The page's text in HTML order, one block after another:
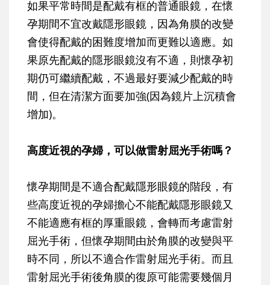
如果平常時間是配戴有框的普通眼鏡，在懷
孕期間不宜改戴隱形眼鏡，因為角膜的改變
會使得配戴的困難度增加而更難以適應。如
果原先配戴的隱形眼鏡沒有不適，則懷孕初
期仍可繼續配戴，不過最好要減少配戴的時
間，但在清潔方面要加強(因為鏡片上沉積會
增加)。
高度近視的孕婦，可以做雷射屈光手術嗎？
懷孕期間是不適合配戴隱形眼鏡的階段，有
些高度近視的孕婦擔心不能配戴隱形眼鏡又
不能適應有框的厚重眼鏡，會轉而考慮雷射
屈光手術，但懷孕期間由於角膜的改變與平
時不同，所以不適合作雷射屈光手術。而且
雷射屈光手術後角膜的復原可能需要幾個月